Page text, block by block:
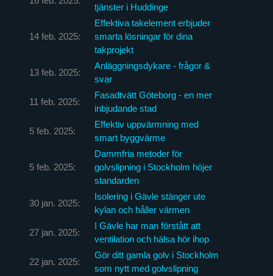
tjänster i Huddinge
14 feb. 2025:
Effektiva takelement erbjuder
smarta lösningar för dina
takprojekt
13 feb. 2025:
Anläggningsdykare - frågor &
svar
11 feb. 2025:
Fasadtvätt Göteborg - en mer
inbjudande stad
5 feb. 2025:
Effektiv uppvärmning med
smart byggvärme
5 feb. 2025:
Dammfria metoder för
golvslipning i Stockholm höjer
standarden
30 jan. 2025:
Isolering i Gävle stänger ute
kylan och håller värmen
27 jan. 2025:
I Gävle har man förstått att
ventilation och hälsa hör ihop
22 jan. 2025:
Gör ditt gamla golv i Stockholm
som nytt med golvslipning